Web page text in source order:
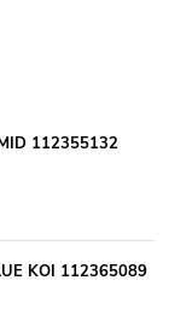
112355132
KOI 112365089